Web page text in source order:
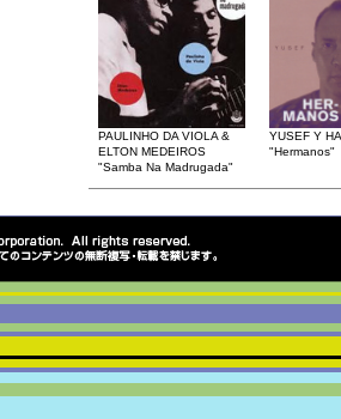
PAULINHO DA VIOLA &
ELTON MEDEIROS
"Samba Na Madrugada"
YUSEF Y
"Hermanos"